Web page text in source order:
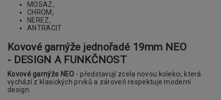
MOSAZ,
CHROM,
NEREZ,
ANTRACIT
Kovové garnýže jednořadé 19mm NEO
- DESIGN A FUNKČNOST
Kovové garnýže NEO - představují zcela novou kolekci, která
vychází z klasických prvků a zároveň respektuje moderní
design.